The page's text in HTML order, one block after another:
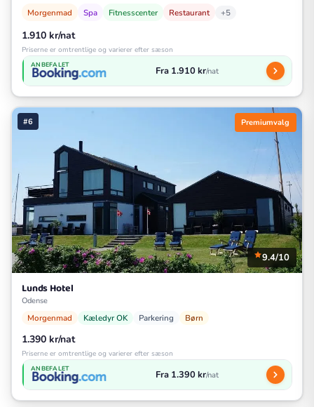
Morgenmad Spa Fitnesscenter Restaurant +5
1.910 kr/nat
Priserne er omtrentlige og varierer efter sæson
ANBEFALET Fra 1.910 kr/nat
#6 Premiumvalg
9.4/10
Lunds Hotel
Odense
Morgenmad Kæledyr OK Parkering Børn
1.390 kr/nat
Priserne er omtrentlige og varierer efter sæson
ANBEFALET Fra 1.390 kr/nat